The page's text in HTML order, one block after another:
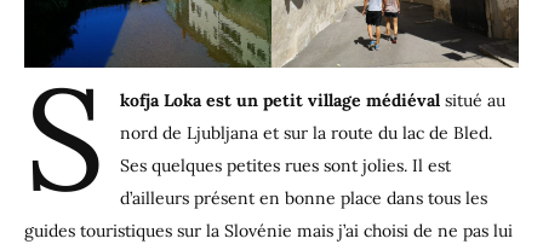
S kofja Loka est un petit village médiévalsitué au
nord de Ljubljana et sur la route du lac de Bled.
Ses quelques petites rues sont jolies. Il est
d’ailleurs présent en bonne place dans tous les
guides touristiques sur la Slovénie mais j’ai choisi de ne pas lui